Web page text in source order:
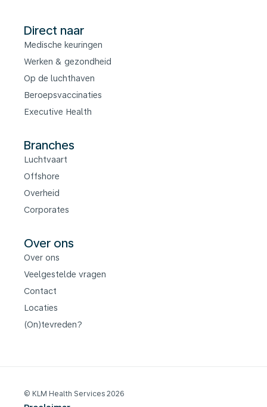
Direct naar
Medische keuringen
Werken & gezondheid
Op de luchthaven
Beroepsvaccinaties
Executive Health
Branches
Luchtvaart
Offshore
Overheid
Corporates
Over ons
Over ons
Veelgestelde vragen
Contact
Locaties
(On)tevreden?
© KLM Health Services 2026